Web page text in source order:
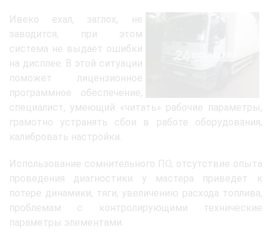
Ивеко ехал, заглох, не
заводится, при этом
система не выдает ошибки
на дисплее. В этой ситуации
поможет лицензионное
программное обеспечение,
специалист, умеющий «читать» рабочие параметры,
грамотно устранять сбои в работе оборудования,
калибровать настройки.
Использование сомнительного ПО, отсутствие опыта
проведения диагностики у мастера приведет к
потере динамики, тяги, увеличению расхода топлива,
проблемам с контролирующими технические
параметры элементами.